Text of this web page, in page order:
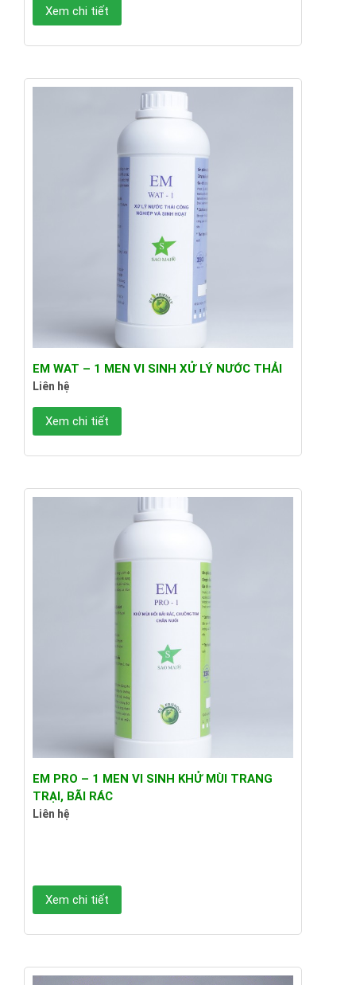
Xem chi tiết
EM WAT – 1 MEN VI SINH XỬ LÝ NƯỚC THẢI
Liên hệ
Xem chi tiết
EM PRO – 1 MEN VI SINH KHỬ MÙI TRANG
TRẠI, BÃI RÁC
Liên hệ
Xem chi tiết